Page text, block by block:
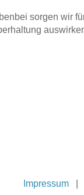
sorgen wir
Impressum|